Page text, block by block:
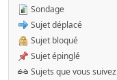
Sondage
Sujet déplacé
Sujet bloqué
Sujet épinglé
Sujets que vous suivez